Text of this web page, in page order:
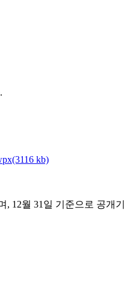
kb)
, 12월 31일 기준으로 공개